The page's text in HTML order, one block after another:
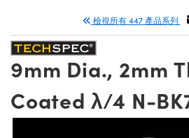
| 偏振光學元件
| 超快光學
Assemblies | 雷射光學元件組装
and Breadboards | 光學平臺和
| 電動平臺
| Nikon 物鏡
| ZEISS 物鏡
Objectives
| 雷射防護
| 雷射用光機模組
Magnification Lenses
| 顯微鏡物鏡
Cameras | Teledyne Dalsa 相
Cameras | Allied Vision 相機
| 其他光源
| 光源配件
Level Test Targets | 色卡測試板
| USAF 測試版
測器
| 光度計
| 光學膠
Products | Acktar 黑色吸光
| 暗室器材
Imaging
Imaging
Lenses | 清倉顯微鏡
Lenses | 清倉成像鏡頭
| 清倉相機
| 重新認證雷射
| 重新認證顯微鏡
檢視所有 447 產品系列
9mm Dia., 2mm
Coated λ/4 N-